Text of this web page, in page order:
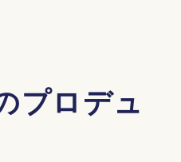
プロデュ